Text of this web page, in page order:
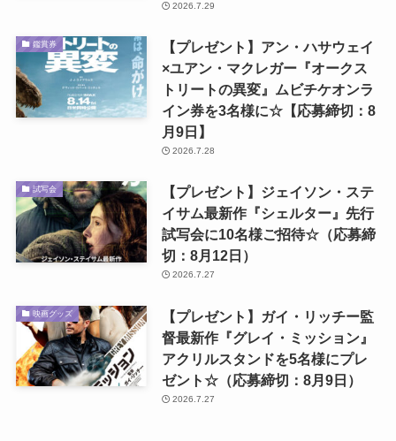
2026.7.29
鑑賞券
【プレゼント】アン・ハサウェイ
×ユアン・マクレガー『オークス
トリートの異変』ムビチケオンラ
イン券を3名様に☆【応募締切：8
月9日】
2026.7.28
試写会
【プレゼント】ジェイソン・ステ
イサム最新作『シェルター』先行
試写会に10名様ご招待☆（応募締
切：8月12日）
2026.7.27
映画グッズ
【プレゼント】ガイ・リッチー監
督最新作『グレイ・ミッション』
アクリルスタンドを5名様にプレ
ゼント☆（応募締切：8月9日）
2026.7.27